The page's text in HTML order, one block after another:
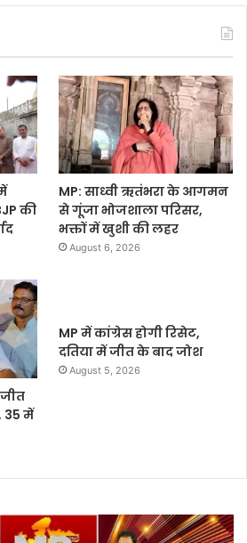
की
MP: साध्वी ऋतंभरा के आगमन
से गूंजा भोजशाला परिसर,
भक्तों में खुशी की लहर
August 6, 2026
35 में
MP में कांग्रेस होगी रिसेट,
दतिया में जीत के बाद जोश
August 5, 2026